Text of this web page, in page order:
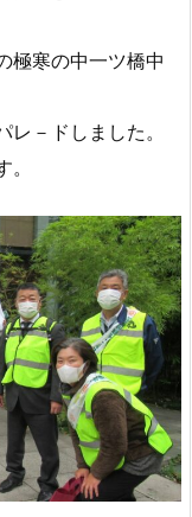
極寒の中一ツ橋中
－ドしました。